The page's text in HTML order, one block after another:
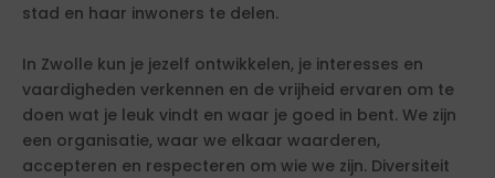
stad en haar inwoners te delen.
In Zwolle kun je jezelf ontwikkelen, je interesses en
vaardigheden verkennen en de vrijheid ervaren om te
doen wat je leuk vindt en waar je goed in bent. We zijn
een organisatie, waar we elkaar waarderen,
accepteren en respecteren om wie we zijn. Diversiteit